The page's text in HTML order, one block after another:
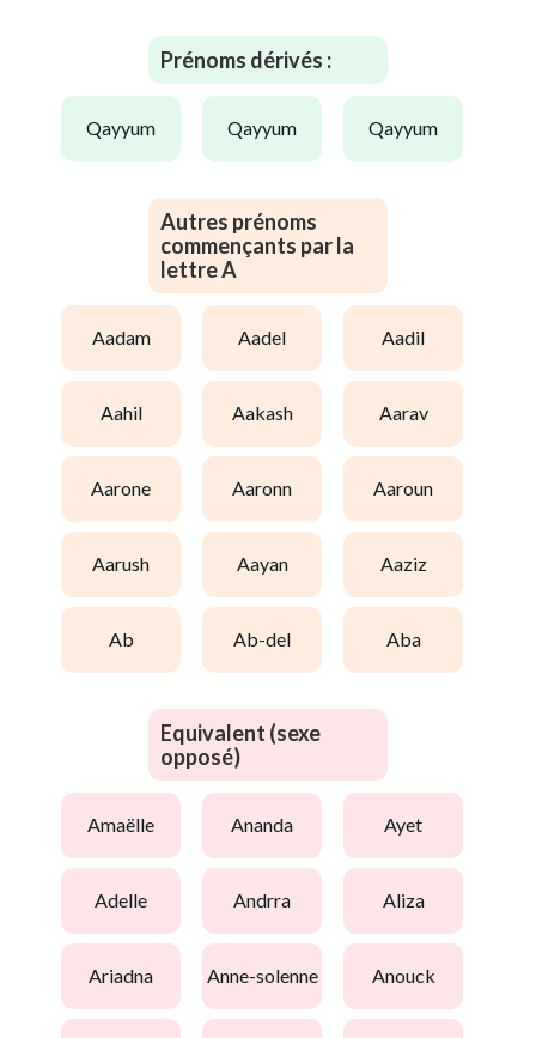
Prénoms dérivés :
qayyum qayyum qayyum
Autres prénoms
commençants par la
lettre A
aadam aadel aadil
aahil aakash aarav
aarone aaronn aaroun
aarush aayan aaziz
ab ab-del aba
Equivalent (sexe
opposé)
amaëlle ananda ayet
adelle andrra aliza
ariadna anne-solenne anouck